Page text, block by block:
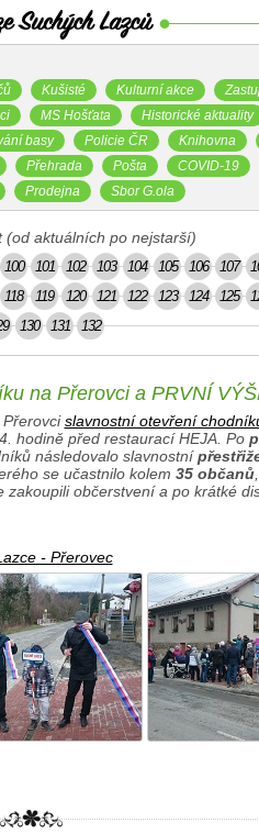
Kušisté Kulturní akce
MS Hošťata
Historické aktuality
basy Policie ČR Knihovna
Přehrada Pošta COVID-19
Prodejna Sbor G.ola
(od aktuálních po nejstarší)
100 101 102 103 104 105 106 107
118 119 120 121 122 123 124 125
130 131 132
na Přerovci a PRVNÍ
slavnostní otevření
hodině před restaurací HEJA. Po
následovalo slavnostní
se učastnilo kolem 35 občanů
občerstvení a po krátké
- Přerovec